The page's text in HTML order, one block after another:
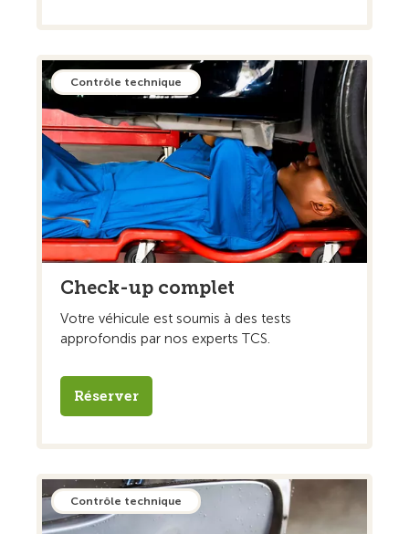
Contrôle technique
Check-up complet
Votre véhicule est soumis à des tests
approfondis par nos experts TCS.
Réserver
Contrôle technique